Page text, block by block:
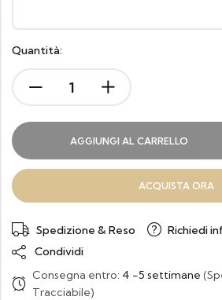
Quantità:
AGGIUNGI AL CARRELLO
ACQUISTA ORA
Spedizione & Reso
Richiedi
Condividi
Consegna entro: 4 -5 settimane
Tracciabile)